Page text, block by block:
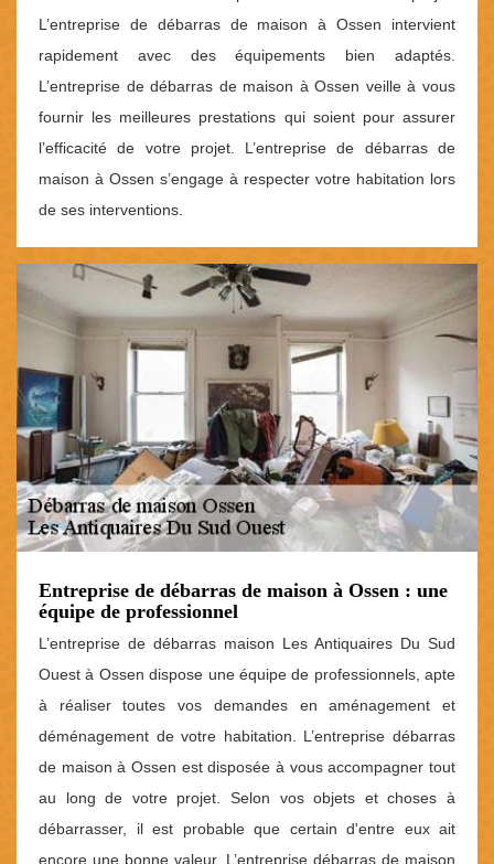
L’entreprise de débarras de maison à Ossen intervient
rapidement avec des équipements bien adaptés.
L’entreprise de débarras de maison à Ossen veille à vous
fournir les meilleures prestations qui soient pour assurer
l’efficacité de votre projet. L’entreprise de débarras de
maison à Ossen s’engage à respecter votre habitation lors
de ses interventions.
Entreprise de débarras de maison à Ossen : une
équipe de professionnel
L’entreprise de débarras maison Les Antiquaires Du Sud
Ouest à Ossen dispose une équipe de professionnels, apte
à réaliser toutes vos demandes en aménagement et
déménagement de votre habitation. L’entreprise débarras
de maison à Ossen est disposée à vous accompagner tout
au long de votre projet. Selon vos objets et choses à
débarrasser, il est probable que certain d'entre eux ait
encore une bonne valeur. L’entreprise débarras de maison